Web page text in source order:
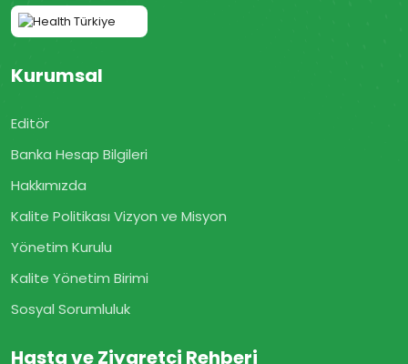
Kurumsal
Editör
Banka Hesap Bilgileri
Hakkımızda
Kalite Politikası Vizyon ve Misyon
Yönetim Kurulu
Kalite Yönetim Birimi
Sosyal Sorumluluk
Hasta ve Ziyaretçi Rehberi